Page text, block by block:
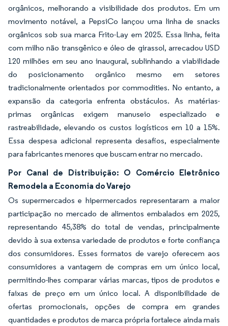
orgânicos, melhorando a visibilidade dos produtos. Em um
movimento notável, a PepsiCo lançou uma linha de snacks
orgânicos sob sua marca Frito-Lay em 2025. Essa linha, feita
com milho não transgênico e óleo de girassol, arrecadou USD
120 milhões em seu ano inaugural, sublinhando a viabilidade
do posicionamento orgânico mesmo em setores
tradicionalmente orientados por commodities. No entanto, a
expansão da categoria enfrenta obstáculos. As matérias-
primas orgânicas exigem manuseio especializado e
rastreabilidade, elevando os custos logísticos em 10 a 15%.
Essa despesa adicional representa desafios, especialmente
para fabricantes menores que buscam entrar no mercado.
Por Canal de Distribuição: O Comércio Eletrônico
Remodela a Economia do Varejo
Os supermercados e hipermercados representaram a maior
participação no mercado de alimentos embalados em 2025,
representando 45,38% do total de vendas, principalmente
devido à sua extensa variedade de produtos e forte confiança
dos consumidores. Esses formatos de varejo oferecem aos
consumidores a vantagem de compras em um único local,
permitindo-lhes comparar várias marcas, tipos de produtos e
faixas de preço em um único local. A disponibilidade de
ofertas promocionais, opções de compra em grandes
quantidades e produtos de marca própria fortalece ainda mais